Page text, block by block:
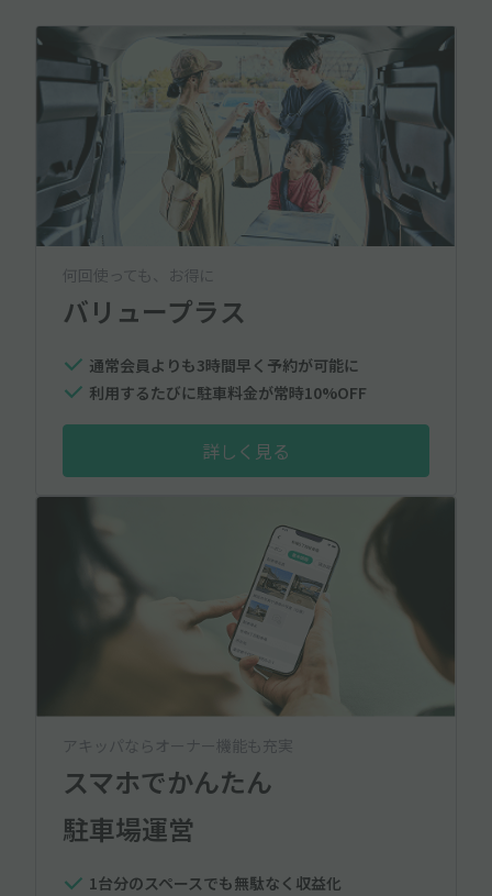
何回使っても、お得に
バリュープラス
通常会員よりも3時間早く予約が可能に
利用するたびに駐車料金が常時10%OFF
詳しく見る
アキッパならオーナー機能も充実
スマホでかんたん
駐車場運営
1台分のスペースでも無駄なく収益化